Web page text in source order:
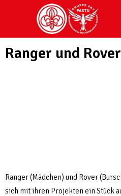
Ranger und
Ranger (Mädchen) und Rover
sich mit ihren Projekten ein Stück